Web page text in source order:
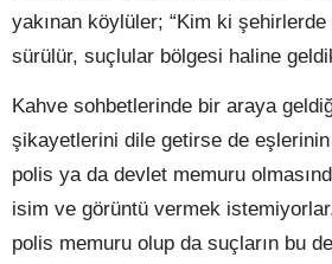
yakınan köylüler; “Kim ki
sürülür, suçlular bölgesi haline
Kahve sohbetlerinde bir araya
şikayetlerini dile getirse de eşlerinin
polis ya da devlet memuru
isim ve görüntü vermek
polis memuru olup da suçların bu